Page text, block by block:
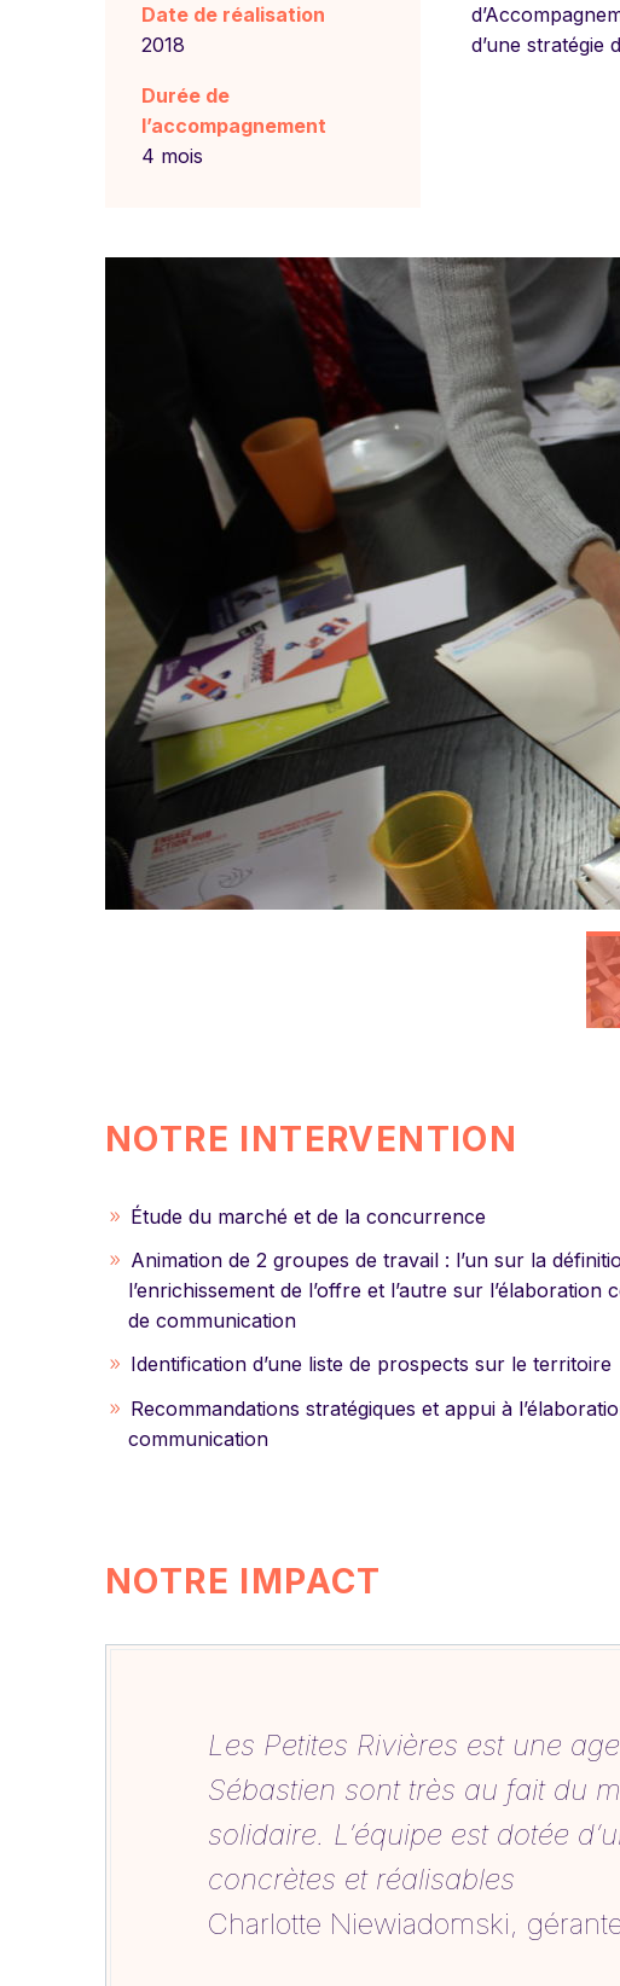
Date de réalisation
2018
Durée de
l’accompagnement
4 mois
d’une stratégie
NOTRE INTERVENTION
Étude du marché et de la concurrence
Animation de 2 groupes de travail : l’un sur la
l’enrichissement de l’offre et l’autre sur l’élaboration
de communication
Identification d’une liste de prospects sur le territoire
Recommandations stratégiques et appui à
communication
NOTRE IMPACT
Les Petites Rivières est une
Sébastien sont très au fait du
solidaire. L’équipe est dotée
concrètes et réalisables
Charlotte Niewiadomski,